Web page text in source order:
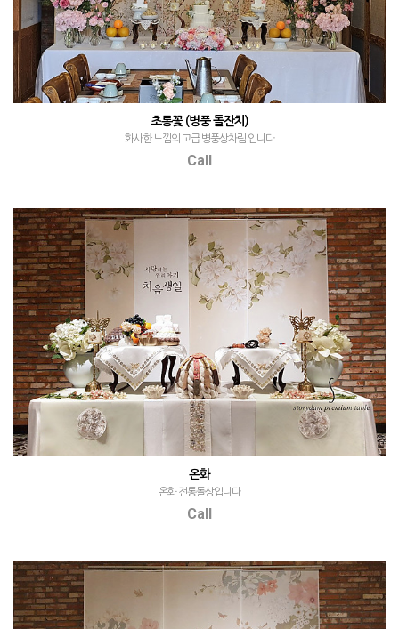
초롱꽃 (병풍 돌잔치)
화사한 느낌의 고급 병풍상차림 입니다
Call
온화
온화 전통돌상입니다
Call